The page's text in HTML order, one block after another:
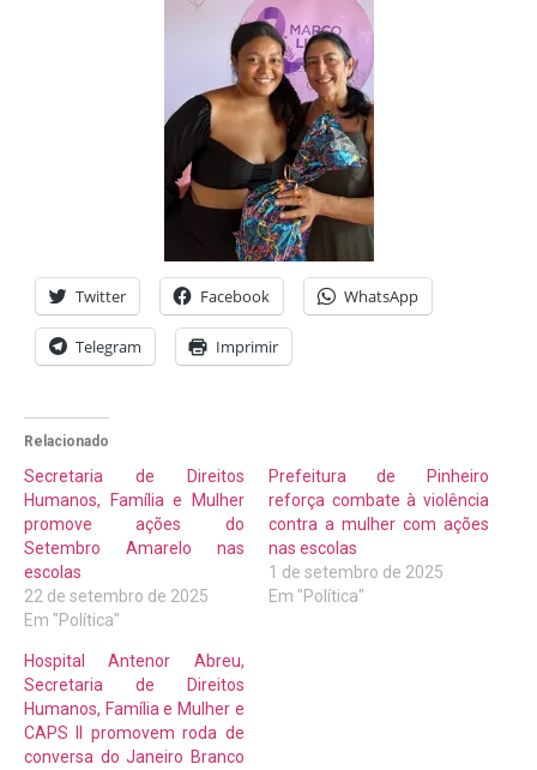
Twitter Facebook WhatsApp
Telegram Imprimir
Relacionado
Secretaria de Direitos
Humanos, Família e Mulher
promove ações do
Setembro Amarelo nas
escolas
22 de setembro de 2025
Em "Política"
Prefeitura de Pinheiro
reforça combate à violência
contra a mulher com ações
nas escolas
1 de setembro de 2025
Em "Política"
Hospital Antenor Abreu,
Secretaria de Direitos
Humanos, Família e Mulher e
CAPS II promovem roda de
conversa do Janeiro Branco